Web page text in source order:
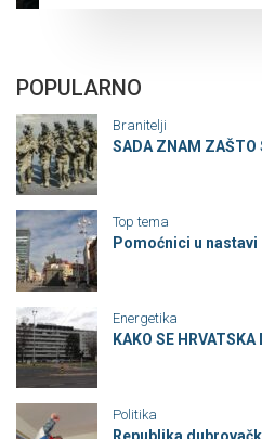
POPULARNO
Branitelji
SADA ZNAM ZAŠTO
Top tema
Pomoćnici u nastavi
Energetika
KAKO SE HRVATSKA
Politika